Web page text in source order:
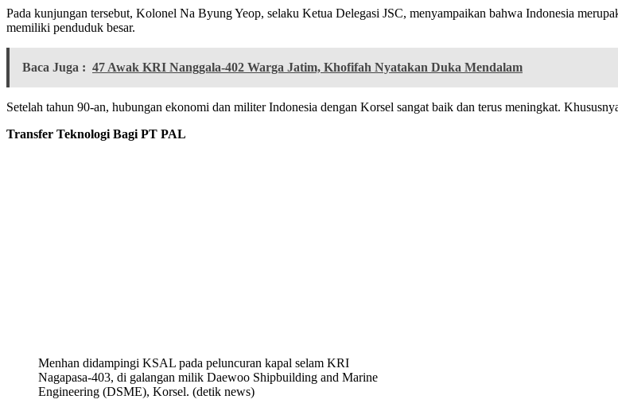
Pada kunjungan tersebut, Kolonel Na Byung Yeop, selaku Ketua Delegasi JSC, menyampaikan bahwa Indonesia
memiliki penduduk besar.
Baca Juga : 47 Awak KRI Nanggala-402 Warga Jatim, Khofifah Nyatakan Duka Mendalam
Setelah tahun 90-an, hubungan ekonomi dan militer Indonesia dengan Korsel sangat baik dan terus meningkat.
Transfer Teknologi Bagi PT PAL
Menhan didampingi KSAL pada peluncuran kapal selam KRI
Nagapasa-403, di galangan milik Daewoo Shipbuilding and Marine
Engineering (DSME), Korsel. (detik news)